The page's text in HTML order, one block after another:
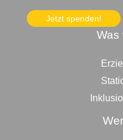
Jetzt spenden!
Was